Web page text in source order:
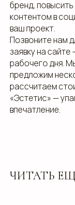
бренд,
контентом в
ваш проект.
Позвоните нам
заявку на
рабочего дня.
предложим
рассчитаем
«Эстетис» —
впечатление.
ЧИТАТЬ